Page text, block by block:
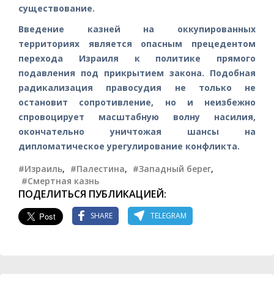
существование.
Введение казней на оккупированных
территориях является опасным прецедентом
перехода Израиля к политике прямого
подавления под прикрытием закона. Подобная
радикализация правосудия не только не
остановит сопротивление, но и неизбежно
спровоцирует масштабную волну насилия,
окончательно уничтожая шансы на
дипломатическое урегулирование конфликта.
#Израиль, #Палестина, #Западный берег,
#Смертная казнь
ПОДЕЛИТЬСЯ ПУБЛИКАЦИЕЙ:
SHARE TELEGRAM